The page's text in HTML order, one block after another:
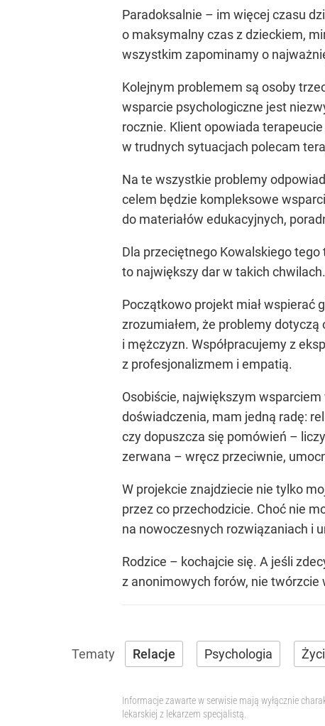
Paradoksalnie – im więcej czasu
o maksymalny czas z dzieckiem,
wszystkim zapominamy o
Kolejnym problemem są osoby
wsparcie psychologiczne jest
rocznie. Klient opowiada
w trudnych sytuacjach polecam
Na te wszystkie problemy
celem będzie kompleksowe
do materiałów edukacyjnych,
Dla przeciętnego Kowalskiego
to największy dar w takich
Początkowo projekt miał wspierać
zrozumiałem, że problemy
i mężczyzn. Współpracujemy z
z profesjonalizmem i empatią.
Osobiście, największym
doświadczenia, mam jedną radę:
czy dopuszcza się pomówień –
zerwana – wręcz przeciwnie,
W projekcie znajdziecie nie tylko
przez co przechodzicie. Choć nie
na nowoczesnych rozwiązaniach i
Rodzice – kochajcie się. A jeśli
z anonimowych forów, nie twórzcie
Relacje Psychologia
Informacje zawarte w serwisie mają wyłącznie
lekarskiej z lekarzem specjalistą.